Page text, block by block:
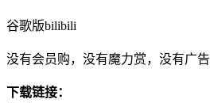
谷歌版bilibili
没有会员购，没有魔力赏，没有广告
下载链接：